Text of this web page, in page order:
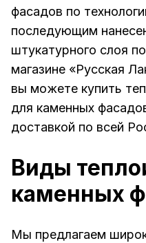
фасадов по
последующим
штукатурного слоя
магазине «Русская
вы можете купить
для каменных
доставкой по всей
Виды
каменных
Мы предлагаем